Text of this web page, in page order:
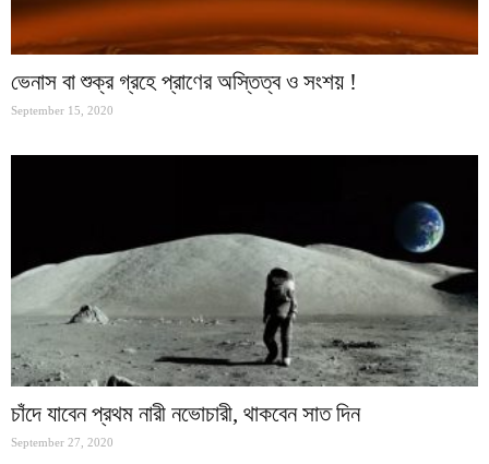
ভেনাস বা শুক্র গ্রহে প্রাণের অস্তিত্ব ও সংশয় !
September 15, 2020
চাঁদে যাবেন প্রথম নারী নভোচারী, থাকবেন সাত দিন
September 27, 2020